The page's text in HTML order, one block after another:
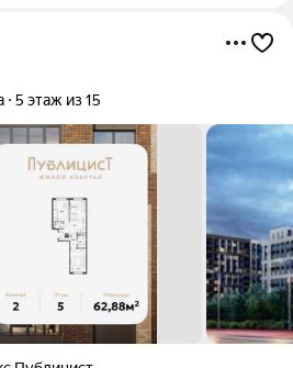
5 этаж из 15